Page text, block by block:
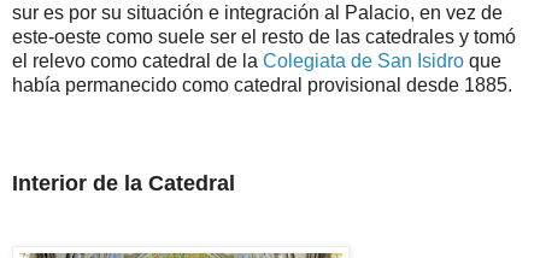
sur es por su situación e integración al Palacio, en vez de
este-oeste como suele ser el resto de las catedrales y tomó
el relevo como catedral de la Colegiata de San Isidro que
había permanecido como catedral provisional desde 1885.
Interior de la Catedral